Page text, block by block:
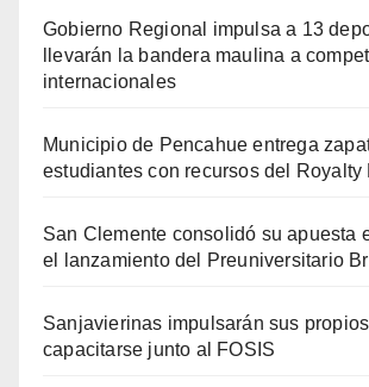
Gobierno Regional impulsa a 13
llevarán la bandera maulina a
internacionales
Municipio de Pencahue entrega
estudiantes con recursos del Royalty
San Clemente consolidó su apuesta
el lanzamiento del Preuniversitario
Sanjavierinas impulsarán sus
capacitarse junto al FOSIS